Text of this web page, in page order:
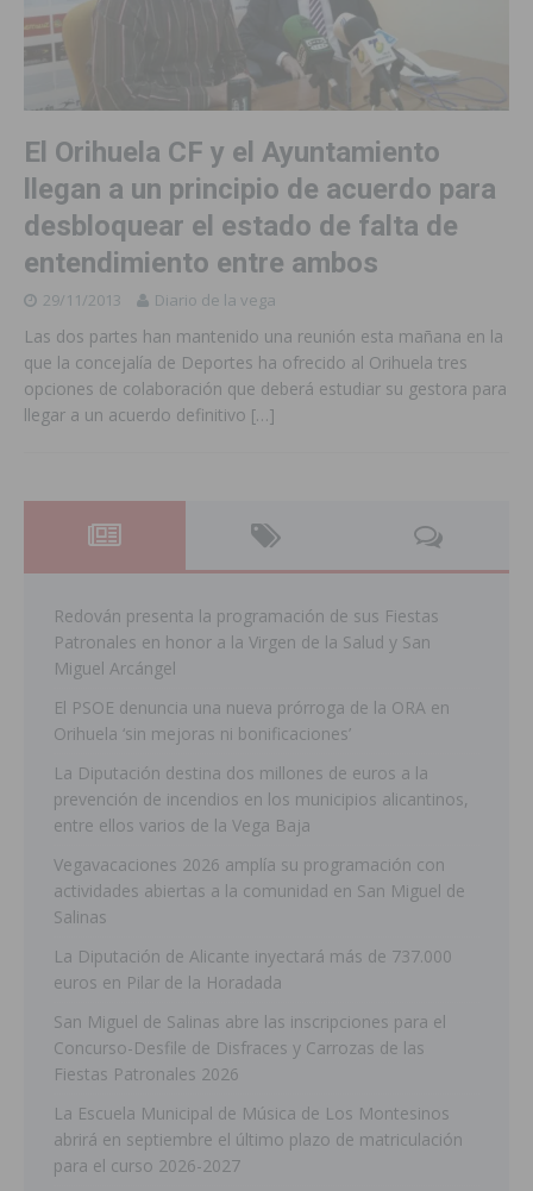
El Orihuela CF y el Ayuntamiento
llegan a un principio de acuerdo para
desbloquear el estado de falta de
entendimiento entre ambos
29/11/2013 Diario de la vega
Las dos partes han mantenido una reunión esta mañana en la
que la concejalía de Deportes ha ofrecido al Orihuela tres
opciones de colaboración que deberá estudiar su gestora para
llegar a un acuerdo definitivo […]
Redován presenta la programación de sus Fiestas
Patronales en honor a la Virgen de la Salud y San
Miguel Arcángel
El PSOE denuncia una nueva prórroga de la ORA en
Orihuela ‘sin mejoras ni bonificaciones’
La Diputación destina dos millones de euros a la
prevención de incendios en los municipios alicantinos,
entre ellos varios de la Vega Baja
Vegavacaciones 2026 amplía su programación con
actividades abiertas a la comunidad en San Miguel de
Salinas
La Diputación de Alicante inyectará más de 737.000
euros en Pilar de la Horadada
San Miguel de Salinas abre las inscripciones para el
Concurso-Desfile de Disfraces y Carrozas de las
Fiestas Patronales 2026
La Escuela Municipal de Música de Los Montesinos
abrirá en septiembre el último plazo de matriculación
para el curso 2026-2027